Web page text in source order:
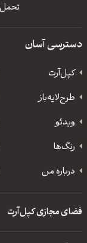
دسترسی آسان
کپل‌آرت
طرح‌لایه‌باز
ویدئو
رنگ‌ها
درباره من
فضای مجازی کپل‌آرت